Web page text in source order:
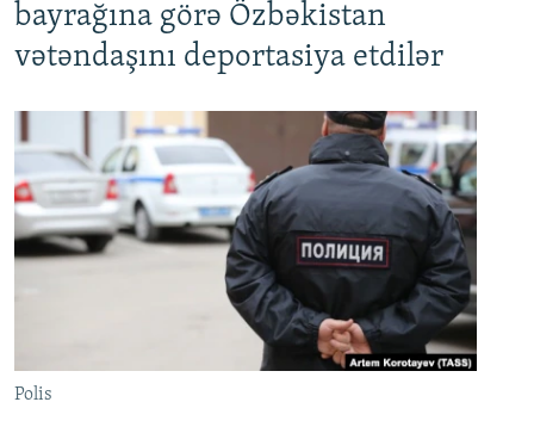
bayrağına görə Özbəkistan
vətəndaşını deportasiya etdilər
Polis